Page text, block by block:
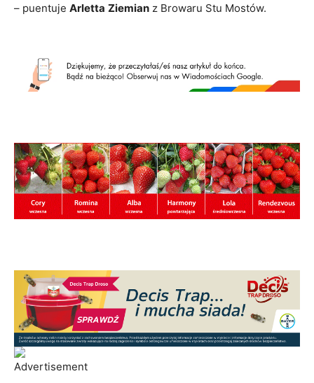
– puentuje Arletta Ziemian z Browaru Stu Mostów.